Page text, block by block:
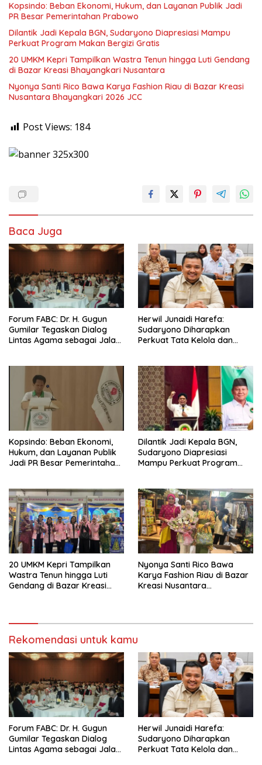
Kopsindo: Beban Ekonomi, Hukum, dan Layanan Publik Jadi
PR Besar Pemerintahan Prabowo
Dilantik Jadi Kepala BGN, Sudaryono Diapresiasi Mampu
Perkuat Program Makan Bergizi Gratis
20 UMKM Kepri Tampilkan Wastra Tenun hingga Luti Gendang
di Bazar Kreasi Bhayangkari Nusantara
Nyonya Santi Rico Bawa Karya Fashion Riau di Bazar Kreasi
Nusantara Bhayangkari 2026 JCC
Post Views: 184
Baca Juga
Forum FABC: Dr. H. Gugun
Gumilar Tegaskan Dialog
Lintas Agama sebagai Jalan
Herwil Junaidi Harefa:
Sudaryono Diharapkan
Perkuat Tata Kelola dan
Kopsindo: Beban Ekonomi,
Hukum, dan Layanan Publik
Jadi PR Besar Pemerintahan
Dilantik Jadi Kepala BGN,
Sudaryono Diapresiasi
Mampu Perkuat Program
20 UMKM Kepri Tampilkan
Wastra Tenun hingga Luti
Gendang di Bazar Kreasi
Nyonya Santi Rico Bawa
Karya Fashion Riau di Bazar
Kreasi Nusantara
Rekomendasi untuk kamu
Forum FABC: Dr. H. Gugun
Gumilar Tegaskan Dialog
Lintas Agama sebagai Jalan
Herwil Junaidi Harefa:
Sudaryono Diharapkan
Perkuat Tata Kelola dan